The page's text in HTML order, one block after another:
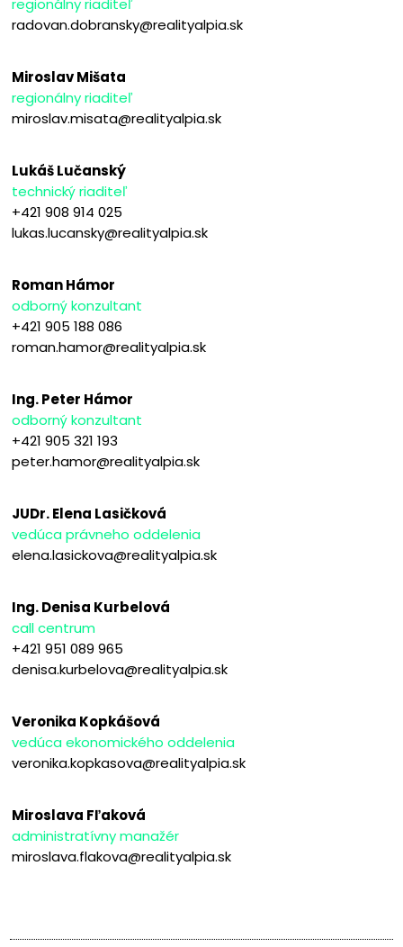
regionálny riaditeľ
radovan.dobransky@realityalpia.sk
Miroslav Mišata
regionálny riaditeľ
miroslav.misata@realityalpia.sk
Lukáš Lučanský
technický riaditeľ
+421 908 914 025
lukas.lucansky@realityalpia.sk
Roman Hámor
odborný konzultant
+421 905 188 086
roman.hamor@realityalpia.sk
Ing. Peter Hámor
odborný konzultant
+421 905 321 193
peter.hamor@realityalpia.sk
JUDr. Elena Lasičková
vedúca právneho oddelenia
elena.lasickova@realityalpia.sk
Ing. Denisa Kurbelová
call centrum
+421 951 089 965
denisa.kurbelova@realityalpia.sk
Veronika Kopkášová
vedúca ekonomického oddelenia
veronika.kopkasova@realityalpia.sk
Miroslava Fľaková
administratívny manažér
miroslava.flakova@realityalpia.sk